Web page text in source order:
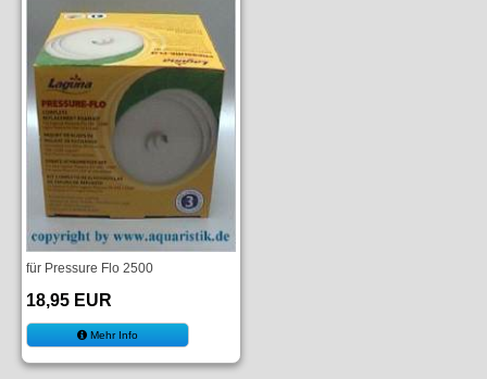
für Pressure Flo 2500
18,95 EUR
Mehr Info